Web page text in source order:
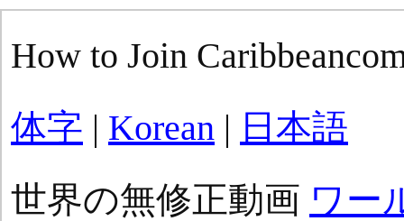
How to Join
体字 | Korean | 日本語
世界の無修正動画 ワー